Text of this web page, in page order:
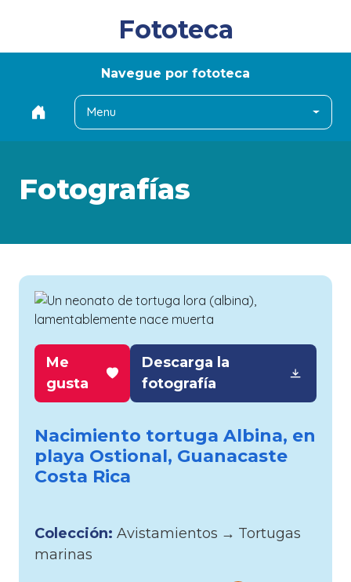
Fototeca
Navegue por fototeca
Menu
Fotografías
Me
gusta
Descarga la
fotografía
Nacimiento tortuga Albina, en
playa Ostional, Guanacaste
Costa Rica
Colección: Avistamientos → Tortugas
marinas